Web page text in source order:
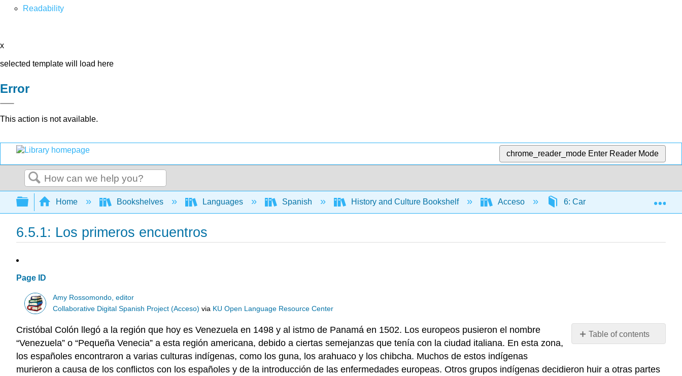
Readability
x
selected template will load here
Error
This action is not available.
chrome_reader_mode Enter Reader Mode
Search
Expand/collapse global hierarchy
Home Bookshelves Languages Spanish History and Culture Bookshelf Acceso 6: Caribe continental
6.5.1: Los primeros encuentros
Page ID
Amy Rossomondo, editor
Collaborative Digital Spanish Project (Acceso) via KU Open Language Resource Center
Table of contents
No
Cristóbal Colón llegó a la región que hoy es Venezuela en 1498 y al istmo de Panamá en 1502. Los europeos pusieron el nombre
“Venezuela” o “Pequeña Venecia” a esta región americana, debido a ciertas semejanzas que tenía con la ciudad italiana. En esta zona,
los españoles encontraron a varias culturas indígenas, como los guna, los arahuaco y los chibcha. Muchos de estos indígenas
murieron a causa de los conflictos con los españoles y de la introducción de las enfermedades europeas. Otros grupos indígenas decidieron huir a otras partes